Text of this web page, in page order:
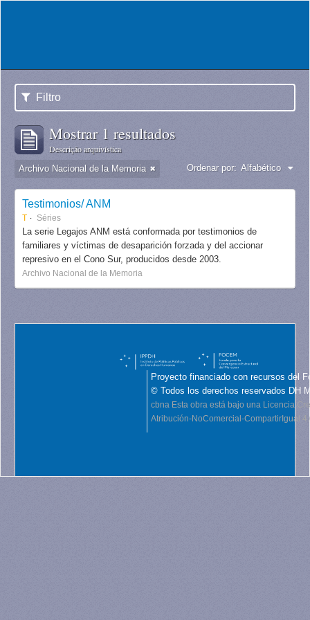
Filtro
Mostrar 1 resultados
Descrição arquivística
Archivo Nacional de la Memoria Ordenar por: Alfabético
Testimonios/ ANM
T Séries
La serie Legajos ANM está conformada por testimonios de
familiares y víctimas de desaparición forzada y del accionar
represivo en el Cono Sur, producidos desde 2003.
Archivo Nacional de la Memoria
Proyecto financiado con recursos del
© Todos los derechos reservados DH
cbna Esta obra está bajo una Licencia
Atribución-NoComercial-CompartirIgual